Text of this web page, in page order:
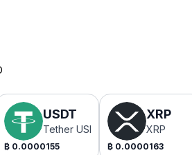
USDT
Tether USDt
₿ 0.0000155
XRP
XRP
₿ 0.0000163